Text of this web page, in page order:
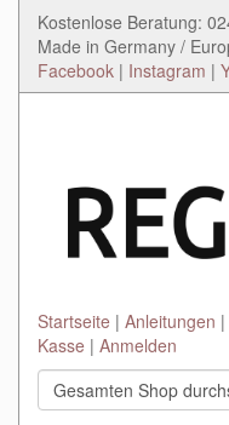
Kostenlose Beratung:
Made in Germany /
Facebook | Instagram |
Startseite Anleitungen
Kasse
Anmelden